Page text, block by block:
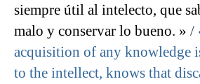
siempre útil al intelecto, que
malo y conservar lo bueno. » /
acquisition of any knowledge
to the intellect, knows that